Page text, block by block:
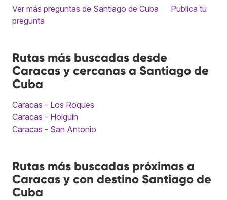
Ver más preguntas de Santiago de Cuba
Publica tu
pregunta
Rutas más buscadas desde
Caracas y cercanas a Santiago de
Cuba
Caracas - Los Roques
Caracas - Holguín
Caracas - San Antonio
Rutas más buscadas próximas a
Caracas y con destino Santiago de
Cuba